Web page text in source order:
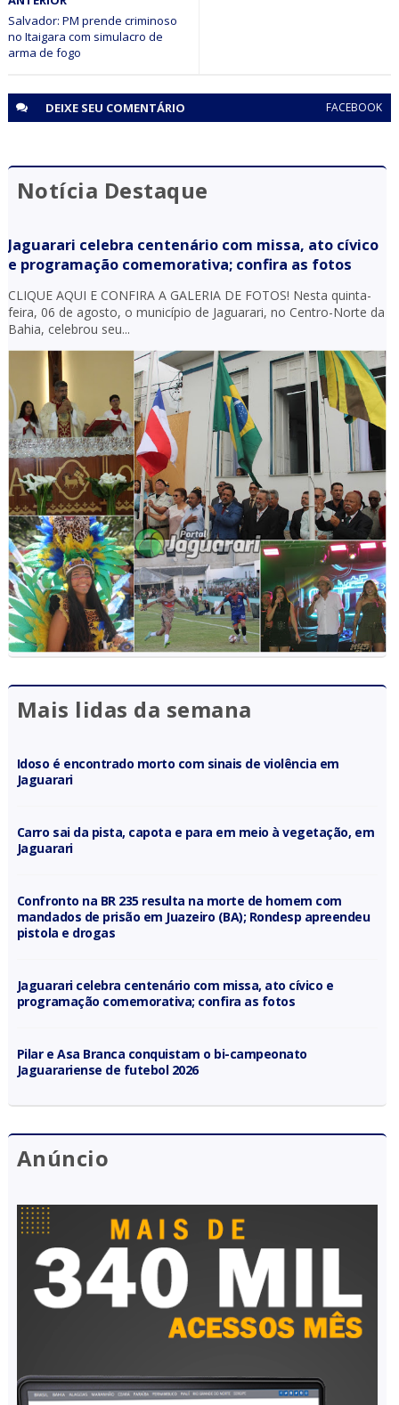
principais exportadores da Bahia em 2026
Salvador: PM prende criminoso
no Itaigara com simulacro de
arma de fogo
DEIXE SEU COMENTÁRIO FACEBOOK
Notícia Destaque
Jaguarari celebra centenário com missa, ato cívico
e programação comemorativa; confira as fotos
CLIQUE AQUI E CONFIRA A GALERIA DE FOTOS! Nesta quinta-
feira, 06 de agosto, o município de Jaguarari, no Centro-Norte da
Bahia, celebrou seu...
Mais lidas da semana
Idoso é encontrado morto com sinais de violência em
Jaguarari
Carro sai da pista, capota e para em meio à vegetação, em
Jaguarari
Confronto na BR 235 resulta na morte de homem com
mandados de prisão em Juazeiro (BA); Rondesp apreendeu
pistola e drogas
Jaguarari celebra centenário com missa, ato cívico e
programação comemorativa; confira as fotos
Pilar e Asa Branca conquistam o bi-campeonato
Jaguarariense de futebol 2026
Anúncio